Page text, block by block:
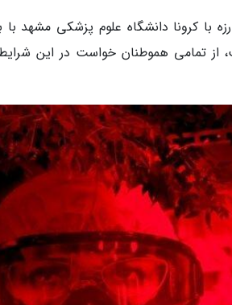
با کرونا دانشگاه علوم پزشکی مشهد با
از تمامی هموطنان خواست در این